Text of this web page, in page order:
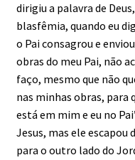
dirigiu a palavra de
blasfêmia, quando eu
o Pai consagrou e
obras do meu Pai, não
faço, mesmo que não
nas minhas obras, para
está em mim e eu no
Jesus, mas ele escapou
para o outro lado do